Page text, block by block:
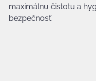
maximálnu čistotu a
bezpečnosť.